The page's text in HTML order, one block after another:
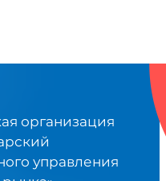
организация
управления